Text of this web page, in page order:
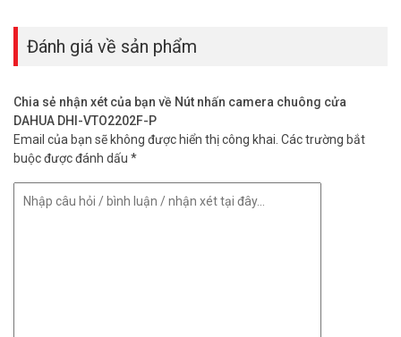
Đánh giá về sản phẩm
Chia sẻ nhận xét của bạn về Nút nhấn camera chuông cửa
DAHUA DHI-VTO2202F-P
Email của bạn sẽ không được hiển thị công khai. Các trường bắt
buộc được đánh dấu *